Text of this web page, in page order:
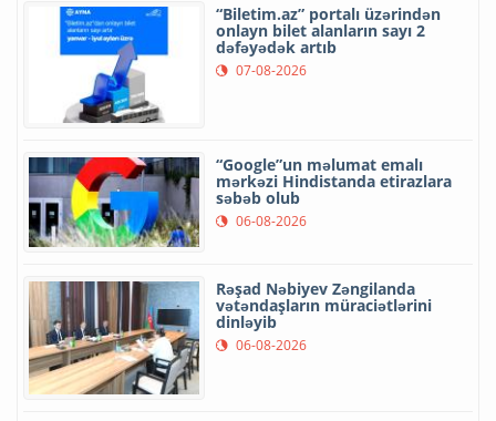
“Biletim.az” portalı üzərindən
onlayn bilet alanların sayı 2
dəfəyədək artıb
07-08-2026
“Google”un məlumat emalı
mərkəzi Hindistanda etirazlara
səbəb olub
06-08-2026
Rəşad Nəbiyev Zəngilanda
vətəndaşların müraciətlərini
dinləyib
06-08-2026